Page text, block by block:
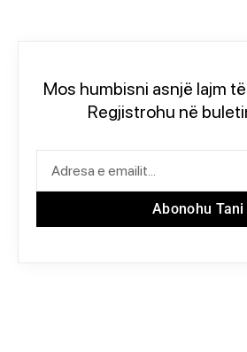
Mos humbisni asnjë lajm
Regjistrohu në
Abonohu Tani